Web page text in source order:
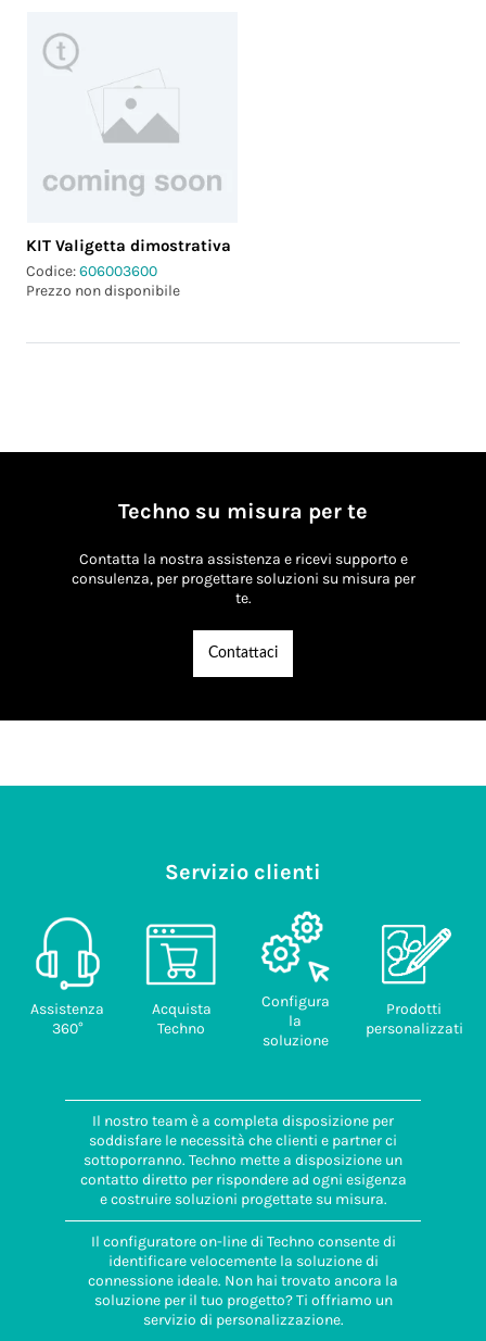
KIT Valigetta dimostrativa
Codice:606003600
Prezzo non disponibile
Techno su misura per te
Contatta la nostra assistenza e ricevi supporto e
consulenza, per progettare soluzioni su misura per
te.
Contattaci
Servizio clienti
Assistenza
360°
Acquista
Techno
Configura
la
soluzione
Prodotti
personalizzati
Il nostro team è a completa disposizione per
soddisfare le necessità che clienti e partner ci
sottoporranno. Techno mette a disposizione un
contatto diretto per rispondere ad ogni esigenza
e costruire soluzioni progettate su misura.
Il configuratore on-line di Techno consente di
identificare velocemente la soluzione di
connessione ideale. Non hai trovato ancora la
soluzione per il tuo progetto? Ti offriamo un
servizio di personalizzazione.